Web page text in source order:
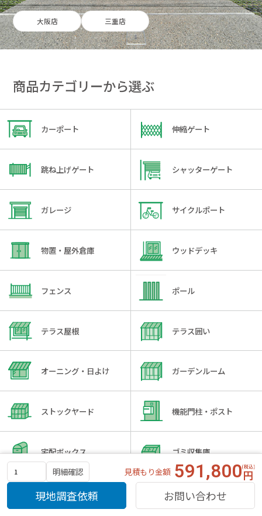
明細確認 見積もり金額 591,800
現地調査依頼 お問い合わせ
大阪店 三重店
商品カテゴリーから選ぶ
カーポート 伸縮ゲート
跳ね上げゲート シャッターゲート
ガレージ サイクルポート
物置・屋外倉庫 ウッドデッキ
フェンス ポール
テラス屋根 テラス囲い
オーニング・日よけ ガーデンルーム
ストックヤード 機能門柱・ポスト
宅配ボックス ゴミ収集庫
防犯・照明 喫煙スペース